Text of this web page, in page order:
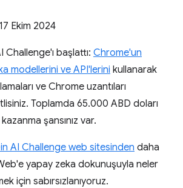
17 Ekim 2024
başlattı: Chrome'un
modellerini ve API'lerini kullanarak
ve Chrome uzantıları
Toplamda 65.000 ABD doları
şansınız var.
AI Challenge web sitesinden daha
yapay zeka dokunuşuyla neler
için sabırsızlanıyoruz.